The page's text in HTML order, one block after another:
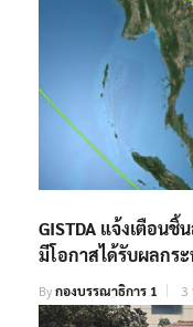
มีโอกาสได้รับผลกร